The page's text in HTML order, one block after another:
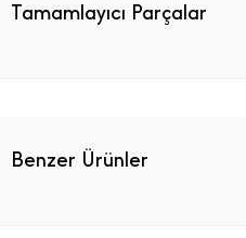
Benzer Ürünler
Tamamlayıcı Parçalar